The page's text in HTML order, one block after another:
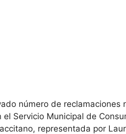
número de
el Servicio Municipal de
representada por